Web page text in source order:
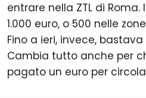
entrare nella ZTL di
1.000 euro, o 500 nelle
Fino a ieri, invece,
Cambia tutto anche per
pagato un euro per